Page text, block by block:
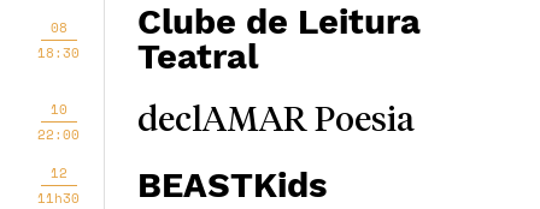
08
18:30
Clube de Leitura
Teatral
10
22:00
declAMAR Poesia
12
11h30
BEASTKids